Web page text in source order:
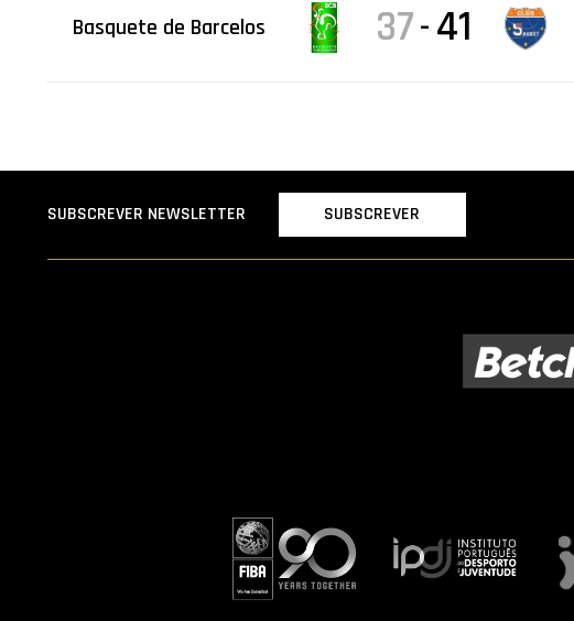
Basquete de Barcelos 37- 41
SUBSCREVER NEWSLETTER SUBSCREVER